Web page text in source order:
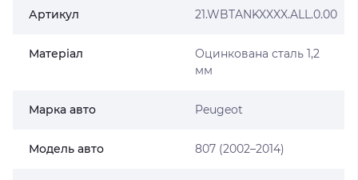
Артикул 21.WBTANKXXXX.ALL.0.00
Матеріал
Оцинкована сталь 1,2
мм
Марка авто Peugeot
Модель авто 807 (2002–2014)